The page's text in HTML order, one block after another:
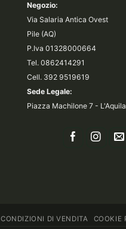
Negozio:
Via Salaria Antica Ovest
Pile (AQ)
P.Iva 01328000664
Tel. 0862414291
Cell. 392 9519619
Sede Legale:
Piazza Machilone 7 - L'Aquila
CONDIZIONI DI VENDITA COOKIE